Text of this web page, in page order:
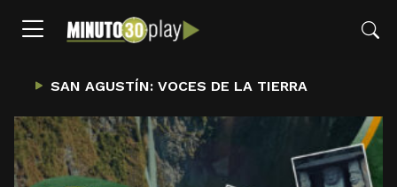
SAN AGUSTÍN: VOCES DE LA TIERRA